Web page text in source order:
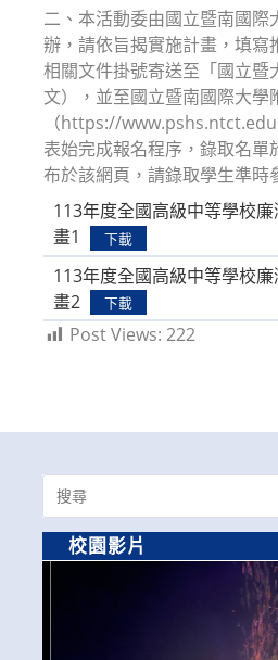
二、本活動委由國立暨南國際
辦，請依旨揭實施計畫，填寫
相關文件掛號寄送至「國立暨
文），並至國立暨南國際大學
（https://
表始完成報名程序，錄取名單
布於該網頁，請錄取學生準時
113年度全國高級中等學校
畫1
下載
113年度全國高級中等學校
畫2
下載
Post Views: 222
Search
for:
校園影片